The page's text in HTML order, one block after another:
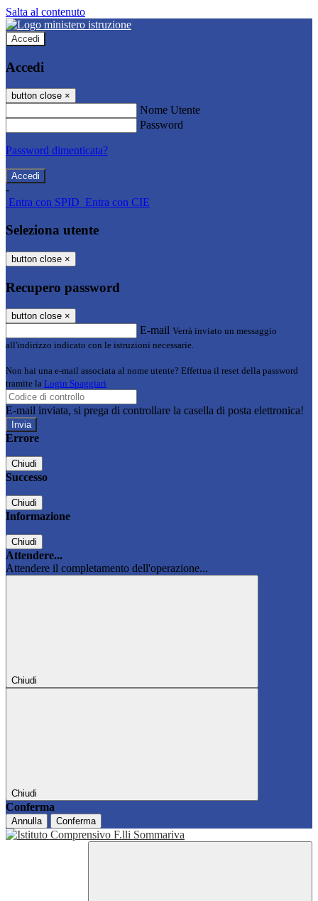
Salta al contenuto
Accedi
Accedi
button close ×
Nome Utente
Password
Password dimenticata?
-
Entra con SPID Entra con CIE
Seleziona utente
button close ×
Recupero password
button close ×
E-mail Verrà inviato un messaggio
all'indirizzo indicato con le istruzioni necessarie.
Non hai una e-mail associata al nome utente? Effettua il reset della password
tramite la Login Spaggiari
E-mail inviata, si prega di controllare la casella di posta elettronica!
Errore
Chiudi
Successo
Chiudi
Informazione
Chiudi
Attendere...
Attendere il completamento dell'operazione...
Chiudi
Chiudi
Conferma
Annulla Conferma